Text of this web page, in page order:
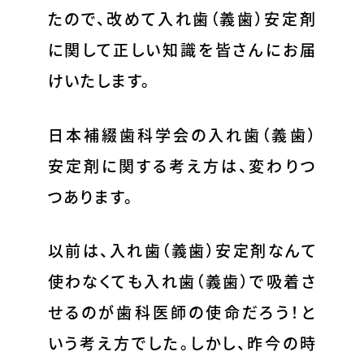
たので、改めて入れ歯（義歯）安定剤
に関して正しい知識を皆さんにお届
けいたします。
日本補綴歯科学会の入れ歯（義歯）
安定剤に関する考え方は、変わりつ
つあります。
以前は、入れ歯（義歯）安定剤なんて
使わなくても入れ歯（義歯）で吸着さ
せるのが歯科医師の使命だろう！と
いう考え方でした。しかし、昨今の時